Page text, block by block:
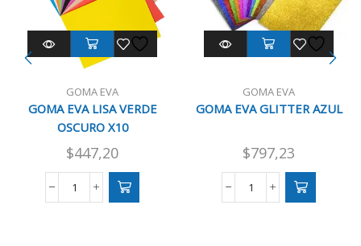
GOMA EVA
GOMA EVA LISA VERDE
OSCURO X10
$447,20
GOMA
GOMA EVA
GOMA EVA GLITTER AZUL
$797,23
GOMA